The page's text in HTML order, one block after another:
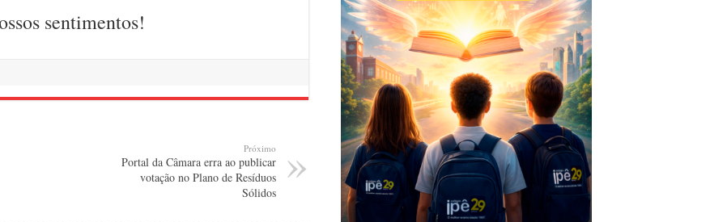
sentimentos!
Próximo
Portal da Câmara erra ao publicar
votação no Plano de Resíduos
Sólidos